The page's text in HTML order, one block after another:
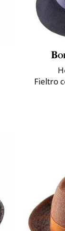
Fieltro